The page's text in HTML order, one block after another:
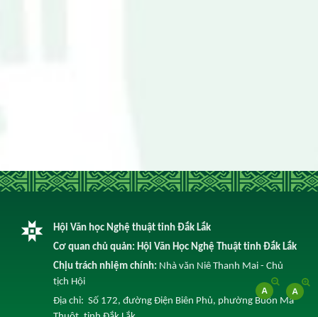
Hội Văn học Nghệ thuật tỉnh Đắk Lắk
Cơ quan chủ quản: Hội Văn Học Nghệ Thuật tỉnh Đắk Lắk
Chịu trách nhiệm chính: Nhà văn Niê Thanh Mai - Chủ
tịch Hội
Địa chỉ: Số 172, đường Điện Biên Phủ, phường Buôn Ma